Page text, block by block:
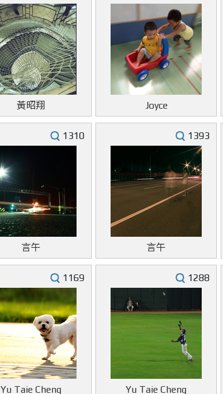
黃昭翔 Joyce
1310
言午
1393
言午
1169
Yu Taie Cheng
1288
Yu Taie Cheng